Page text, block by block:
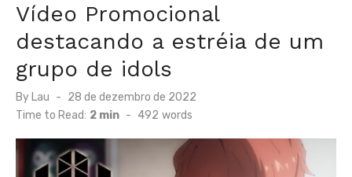
Vídeo Promocional
destacando a estréia de um
grupo de idols
By Lau
Posted
on
28 de dezembro de 2022
Time to Read: 2 min - 492 words